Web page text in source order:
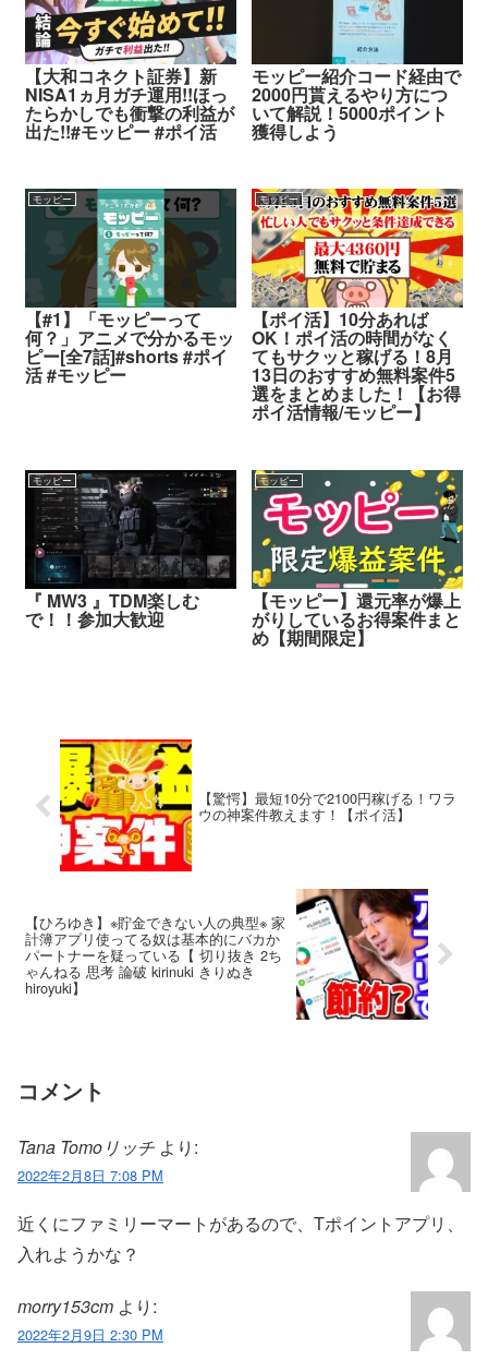
【大和コネクト証券】新
NISA1ヵ月ガチ運用!!ほっ
たらかしでも衝撃の利益が
出た!!#モッピー #ポイ活
モッピー紹介コード経由で
2000円貰えるやり方につ
いて解説！5000ポイント
獲得しよう
モッピー
【#1】「モッピーって
何？」アニメで分かるモッ
ピー[全7話]#shorts #ポイ
活 #モッピー
モッピー
【ポイ活】10分あれば
OK！ポイ活の時間がなく
てもサクッと稼げる！8月
13日のおすすめ無料案件5
選をまとめました！【お得
ポイ活情報/モッピー】
モッピー
『 MW3 』TDM楽しむ
で！！参加大歓迎
モッピー
【モッピー】還元率が爆上
がりしているお得案件まと
め【期間限定】
【驚愕】最短10分で2100円稼げる！ワラ
ウの神案件教えます！【ポイ活】
【ひろゆき】※貯金できない人の典型※ 家
計簿アプリ使ってる奴は基本的にバカか
パートナーを疑っている【 切り抜き 2ち
ゃんねる 思考 論破 kirinuki きりぬき
hiroyuki】
コメント
Tana Tomoリッチ より:
2022年2月8日 7:08 PM
近くにファミリーマートがあるので、Tポイントアプリ、
入れようかな？
morry153cm より:
2022年2月9日 2:30 PM